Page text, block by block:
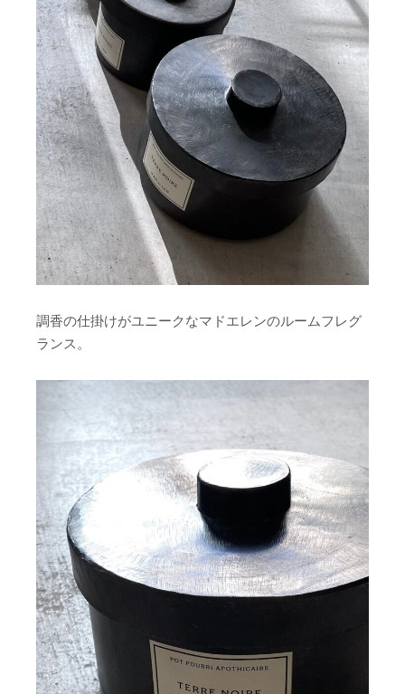
調香の仕掛けがユニークなマドエレンのルームフレグ
ランス。